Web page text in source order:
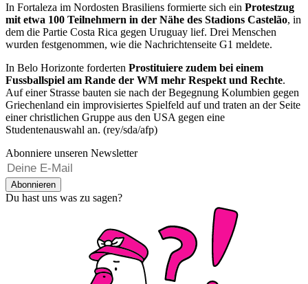
In Fortaleza im Nordosten Brasiliens formierte sich ein Protestzug
mit etwa 100 Teilnehmern in der Nähe des Stadions Castelão, in
dem die Partie Costa Rica gegen Uruguay lief. Drei Menschen
wurden festgenommen, wie die Nachrichtenseite G1 meldete.
In Belo Horizonte forderten Prostituiere zudem bei einem
Fussballspiel am Rande der WM mehr Respekt und Rechte.
Auf einer Strasse bauten sie nach der Begegnung Kolumbien gegen
Griechenland ein improvisiertes Spielfeld auf und traten an der Seite
einer christlichen Gruppe aus den USA gegen eine
Studentenauswahl an. (rey/sda/afp)
Abonniere unseren Newsletter
Abonnieren
Du hast uns was zu sagen?